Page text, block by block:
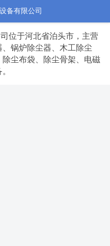
备有限公司
位于河北省泊头市，主营
锅炉除尘器、木工除尘
尘布袋、除尘骨架、电磁